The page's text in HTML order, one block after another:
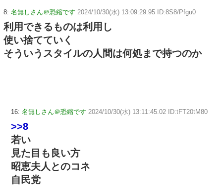
8: 名無しさん＠恐縮です 2024/10/30(水) 13:09:29.95 ID:8S8/Pfgu0
利用できるものは利用し
使い捨てていく
そういうスタイルの人間は何処まで持つのか
16: 名無しさん＠恐縮です 2024/10/30(水) 13:11:45.02 ID:tFT20tM80
>>8
若い
見た目も良い方
昭恵夫人とのコネ
自民党